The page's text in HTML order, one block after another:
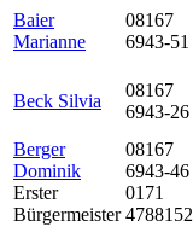
Baier
Marianne
08167
6943-51
Beck Silvia
08167
6943-26
Berger
Dominik
Erster
Bürgermeister
08167
6943-46
0171
4788152